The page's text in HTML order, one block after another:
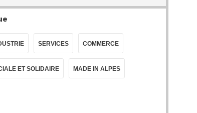
SERVICES COMMERCE
ET SOLIDAIRE MADE IN ALPES